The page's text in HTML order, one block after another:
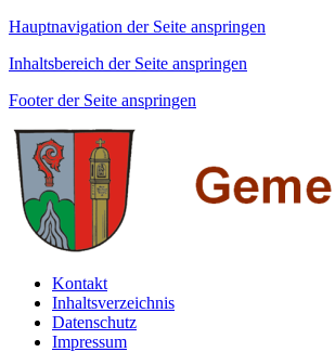
Hauptnavigation der Seite anspringen
Inhaltsbereich der Seite anspringen
Footer der Seite anspringen
Kontakt
Inhaltsverzeichnis
Datenschutz
Impressum